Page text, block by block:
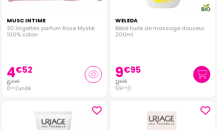
MUSC INTIME
30 lingettes parfum Rose Mystik
100% coton
4€52
6€45
0€22/unité
WELEDA
Bébé huile de massage douceur
200ml
9€95
11€95
59€75/l.